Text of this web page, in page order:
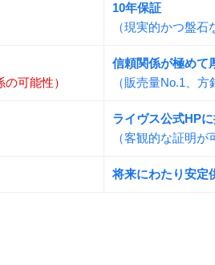
10年保証
（現実的かつ盤石
可能性）
信頼関係が極めて
（販売量No.1、方
ライヴス公式HP
（客観的な証明が
将来にわたり安定